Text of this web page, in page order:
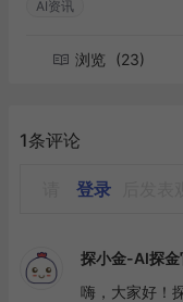
AI资讯
浏览 (23)
1条评论
登录
探小金-AI探金
嗨，大家好！